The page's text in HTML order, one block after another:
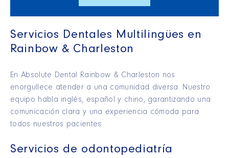
Servicios Dentales Multilingües en
Rainbow & Charleston
En Absolute Dental Rainbow & Charleston nos
enorgullece atender a una comunidad diversa. Nuestro
equipo habla inglés, español y chino, garantizando una
comunicación clara y una experiencia cómoda para
todos nuestros pacientes.
Servicios de odontopediatría